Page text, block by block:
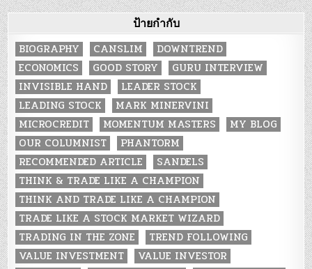
ป้ายกำกับ
BIOGRAPHY CANSLIM
DOWNTREND
ECONOMICS
GOOD STORY
GURU INTERVIEW
INVISIBLE HAND
LEADER STOCK
LEADING STOCK
MARK MINERVINI
MICROCREDIT
MOMENTUM MASTERS
MY BLOG
OUR COLUMNIST
PHANTORM
RECOMMENDED ARTICLE
SANDELS
THINK & TRADE LIKE A CHAMPION
THINK AND TRADE LIKE A CHAMPION
TRADE LIKE A STOCK MARKET WIZARD
TRADING IN THE ZONE
TREND FOLLOWING
VALUE INVESTMENT
VALUE INVESTOR